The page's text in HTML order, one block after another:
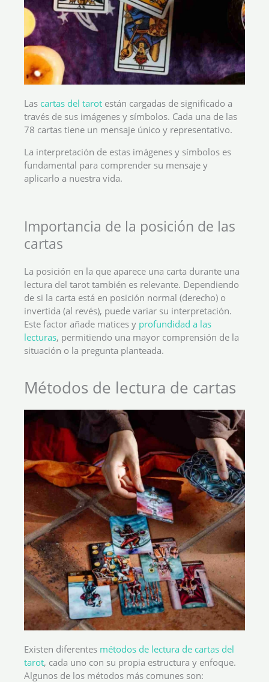
Las cartas del tarot están cargadas de significado a
través de sus imágenes y símbolos. Cada una de las
78 cartas tiene un mensaje único y representativo.
La interpretación de estas imágenes y símbolos es
fundamental para comprender su mensaje y
aplicarlo a nuestra vida.
Importancia de la posición de las
cartas
La posición en la que aparece una carta durante una
lectura del tarot también es relevante. Dependiendo
de si la carta está en posición normal (derecho) o
invertida (al revés), puede variar su interpretación.
Este factor añade matices y profundidad a las
lecturas, permitiendo una mayor comprensión de la
situación o la pregunta planteada.
Métodos de lectura de cartas
Existen diferentes métodos de lectura de cartas del
tarot, cada uno con su propia estructura y enfoque.
Algunos de los métodos más comunes son: